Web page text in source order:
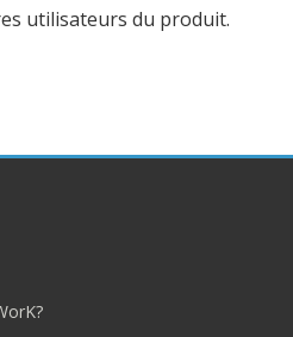
utilisateurs du produit.